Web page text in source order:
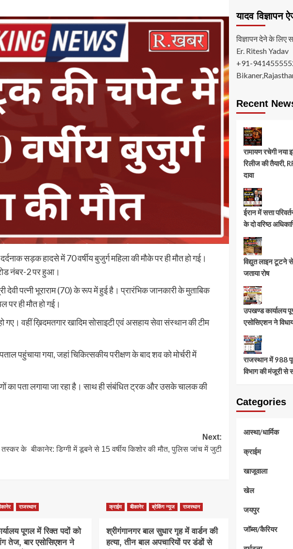
सड़क हादसे में 70 वर्षीय बुजुर्ग महिला की मौके पर ही मौत हो गई।
नंबर-2 पर हुआ।
देवी पत्नी भूराराम (70) के रूप में हुई है। प्रारंभिक जानकारी के मुताबिक
ही मौत हो गई।
वहीं ख़िदमतगार खादिम सोसाइटी एवं असहाय सेवा संस्थान की टीम
पहुंचाया गया, जहां चिकित्सकीय परीक्षण के बाद शव को मोर्चरी में
का पता लगाया जा रहा है। साथ ही संबंधित ट्रक और उसके चालक की
तस्कर के
Next:
बीकानेर: डिग्गी में डूबने से 15 वर्षीय किशोर की मौत, पुलिस जांच में जुटी
राजस्थान
पूगल में रिक्त पदों को
तेज, बार एसोसिएशन ने
क्राईम बीकानेर ब्रेकिंग न्यूज राजस्थान
श्रीगंगानगर बाल सुधार गृह में वार्डन की
हत्या, तीन बाल अपचारियों पर डंडों से
यादव विज्ञापन
विज्ञापन देने के लिए
Er. Ritesh Yadav
+91-
Recent
रामायण रचेगी नया
रिलीज की तैयारी,
दावा
ईरान में सत्ता
के दो वरिष्ठ
विद्युत लाइन टूटने से
जताया रोष
उपखण्ड कार्यालय
एसोसिएशन ने
राजस्थान में 988 पूर्व
विभाग की मंजूरी से
Categories
आस्था/धार्मिक
क्राईम
खाजूवाला
खेल
जयपुर
जॉब्स/कैरियर